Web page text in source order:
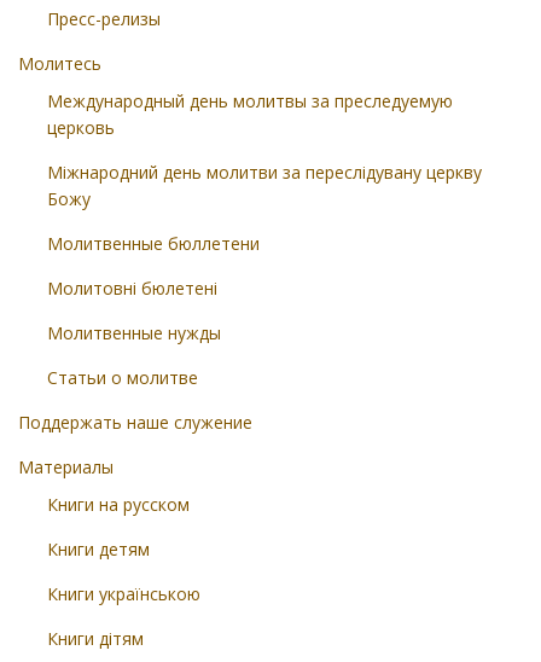
Пресс-релизы
Молитесь
Международный день молитвы за преследуемую
церковь
Міжнародний день молитви за переслідувану церкву
Божу
Молитвенные бюллетени
Молитовні бюлетені
Молитвенные нужды
Статьи о молитве
Поддержать наше служение
Материалы
Книги на русском
Книги детям
Книги українською
Книги дітям